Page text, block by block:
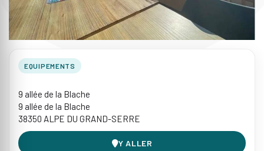
EQUIPEMENTS
9 allée de la Blache
9 allée de la Blache
38350 ALPE DU GRAND-SERRE
Y ALLER